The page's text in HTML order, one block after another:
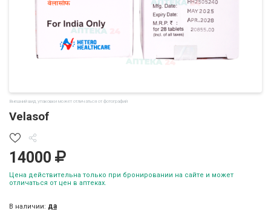
Внешний вид упаковки может отличаться от фотографий
Velasof
14000
Цена действительна только при бронировании на сайте и может
отличаться от цен в аптеках.
В наличии: да